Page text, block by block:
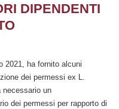
DIPENDENTI
2021, ha fornito alcuni
dei permessi ex L.
necessario un
dei permessi per rapporto di